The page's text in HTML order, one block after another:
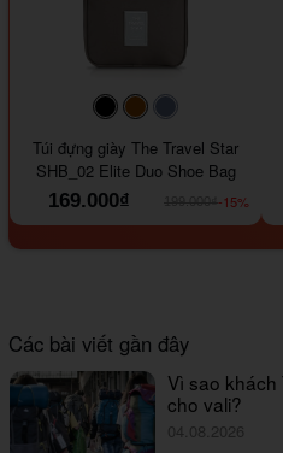
#000000#964B00
Túi đựng giày The Travel Star
SHB_02 Elite Duo Shoe Bag
169.000₫
-15%
Các bài viết gần đây
Vì sao
cho vali?
04.08.2026